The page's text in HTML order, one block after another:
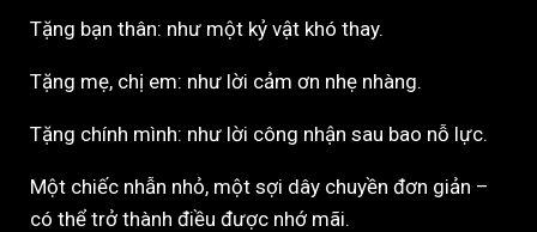
Tặng bạn thân: như một kỷ vật khó thay.
Tặng mẹ, chị em: như lời cảm ơn nhẹ nhàng.
Tặng chính mình: như lời công nhận sau bao nỗ lực.
Một chiếc nhẫn nhỏ, một sợi dây chuyền đơn giản –
có thể trở thành điều được nhớ mãi.